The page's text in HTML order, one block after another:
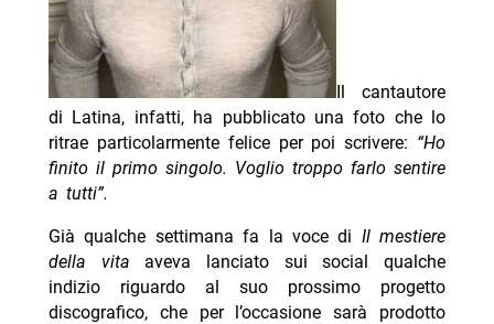
Il cantautore
di Latina, infatti, ha pubblicato una foto che lo
ritrae particolarmente felice per poi scrivere: “Ho
finito il primo singolo. Voglio troppo farlo sentire
a tutti”.
Già qualche settimana fa la voce di Il mestiere
della vita aveva lanciato sui social qualche
indizio riguardo al suo prossimo progetto
discografico, che per l’occasione sarà prodotto